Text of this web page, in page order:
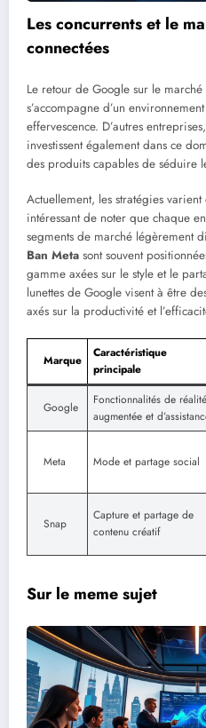
Les concurrents et le
connectées
Le retour de Google sur le marché
s’accompagne d’un
effervescence. D’autres
investissent également dans ce
des produits capables de séduire
Actuellement, les stratégies varient
intéressant de noter que chaque
segments de marché légèrement
Ban Meta sont souvent
gamme axées sur le style et le
lunettes de Google visent à être
axés sur la productivité et
Marque
Caractéristique
principale
Google
Fonctionnalités de réalité
augmentée et
Meta Mode et partage social
Snap
Capture et partage de
contenu créatif
Sur le meme sujet